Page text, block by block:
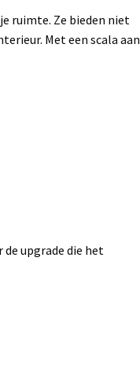
ruimte. Ze bieden niet
Met een scala aan
upgrade die het